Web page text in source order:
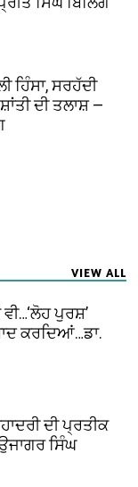
ਹਿੰਸਾ, ਸਰਹੱਦੀ
ਦੀ ਤਲਾਸ਼ —
VIEW ALL
ਪੁਰਸ਼’
ਕਰਦਿਆਂ…ਡਾ.
ਦੀ ਪ੍ਰਤੀਕ
ਸਿੰਘ